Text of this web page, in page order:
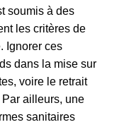
soumis à des
les critères de
Ignorer ces
dans la mise sur
voire le retrait
ailleurs, une
sanitaires